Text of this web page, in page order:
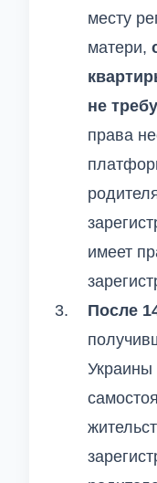
месту
матери,
не
права
имеет
После
Украины